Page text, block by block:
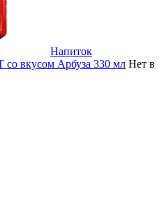
Напиток
вкусом Арбуза 330 мл Нет в